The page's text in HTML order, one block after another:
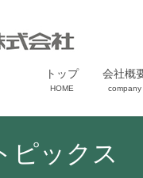
トップ
HOME
会社概
company
ピックス